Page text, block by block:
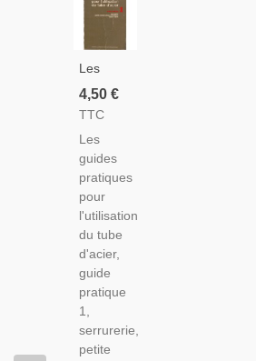
Les
Guides
Pratiques
L'utilisation
Du Tube
D'acier,
Serrurerie,
1970 -
Manuels
Enseignement
Technique
4,50 €
TTC
Les
guides
pratiques
pour
l'utilisation
du tube
d'acier,
guide
pratique
1,
serrurerie,
petite